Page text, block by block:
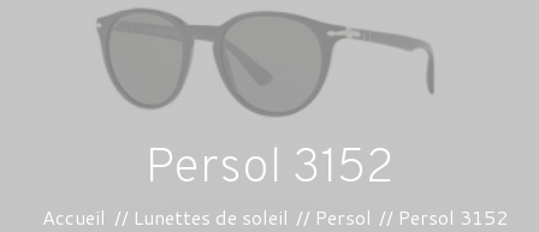
Persol 3152
Accueil Lunettes de soleil Persol Persol 3152